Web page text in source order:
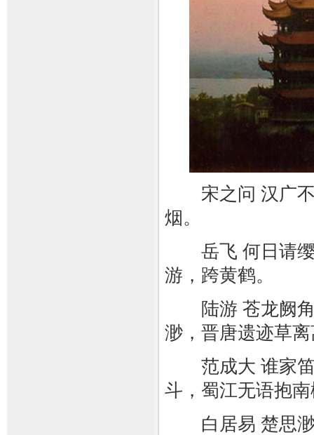
宋之问 汉广不
烟。
岳飞 何日请缨
游，跨黄鹤。
陆游 苍龙阙角
渺，晋唐遗迹草
范成大 谁家笛
斗，蜀江无语抱
白居易 楚思渺